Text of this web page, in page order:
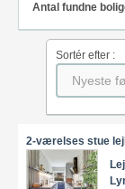
Antal fundne
Sortér efter :
2-værelses stue